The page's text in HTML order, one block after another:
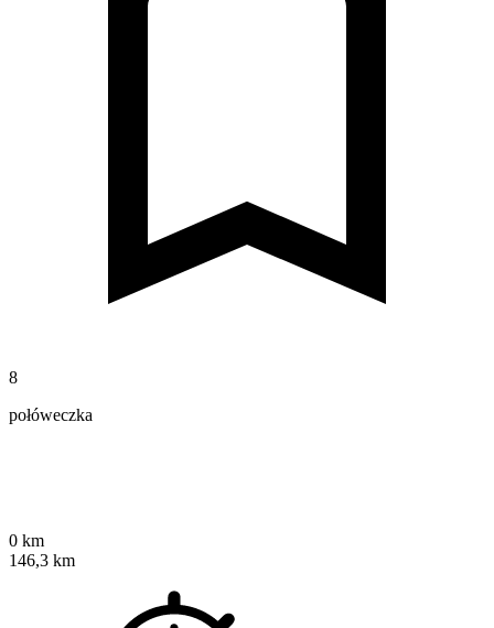
8
połóweczka
0 km
146,3 km